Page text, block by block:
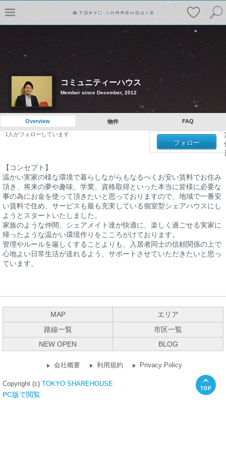
コミュニティーハウス
Member since December, 2012
Overview 物件 FAQ
1 人がフォローしています
フォロー
【コンセプト】
温かい実家の様な環境で暮らしながらもなるべくお安い賃料でお住み
頂き、将来の夢や趣味、学業、資格取得といった本当に皆様に必要な
事の為にお金を使って頂きたいと思っておりますので、地域で一番安
い賃料で住め、サービスも最も充実している個室型シェアハウスにし
ようとスタートいたしました。
家族のような仲間、シェアメイト達が快適に、楽しく過ごせる実家に
帰ったような温かい環境作りをこころがけております。
管理やルールを厳しくすることよりも、入居者同士の信頼関係の上で
心地よい日常生活が送れるよう、サポートさせていただきたいと思っ
ています。
MAP
エリア
路線一覧
市区一覧
NEW OPEN
BLOG
会社概要 利用規約 Privacy Policy
Copyright (c) TOKYO SHAREHOUSE
PC版で閲覧